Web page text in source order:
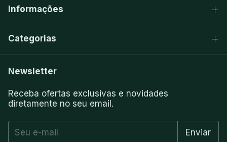
Informações
Categorias
Newsletter
Receba ofertas exclusivas e novidades
diretamente no seu email.